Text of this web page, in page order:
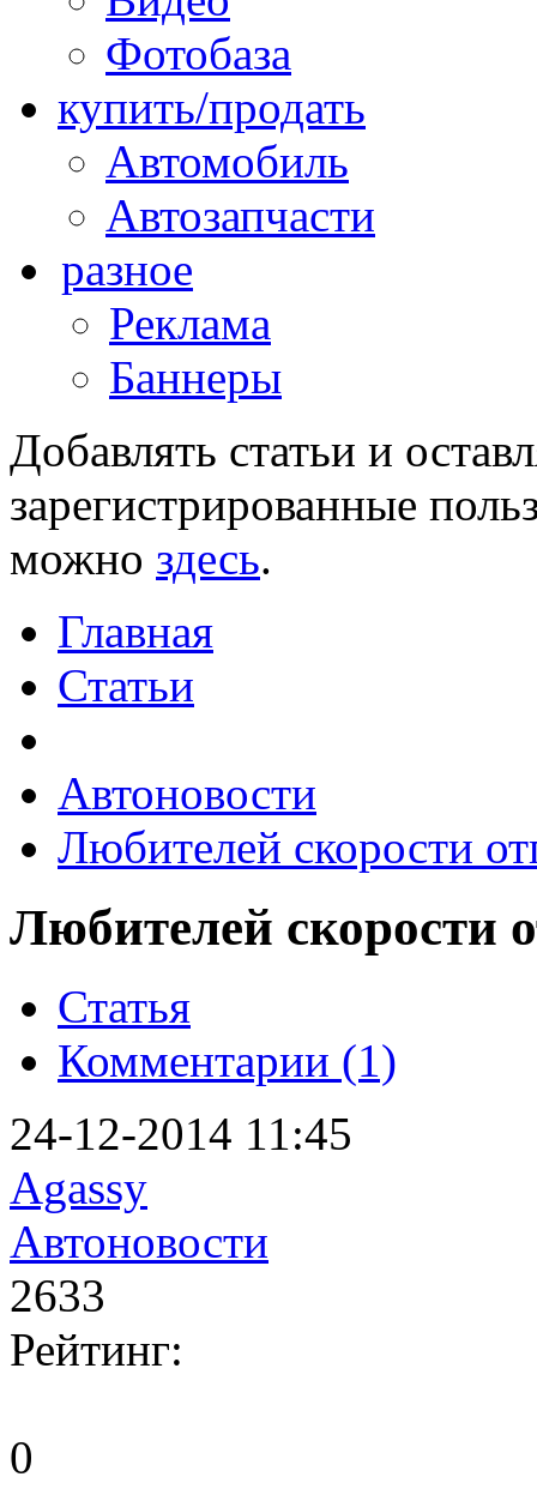
Фотобаза
купить/продать
Автомобиль
Автозапчасти
разное
Реклама
Баннеры
Добавлять статьи и
зарегистрированные
можно здесь.
Главная
Статьи
Автоновости
Любителей скорости
Любителей скорости
Статья
Комментарии (1)
24-12-2014 11:45
Agassy
Автоновости
2633
Рейтинг:
0